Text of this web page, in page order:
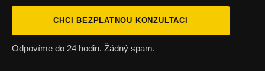
CHCI BEZPLATNOU KONZULTACI
Odpovíme do 24 hodin. Žádný spam.